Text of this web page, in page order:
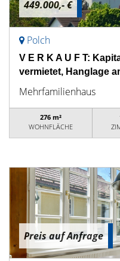
449.000,- €
Polch
V E R K A U F T:
vermietet, Hanglage
Mehrfamilienhaus
276 m²
WOHNFLÄCHE
Preis auf Anfrage